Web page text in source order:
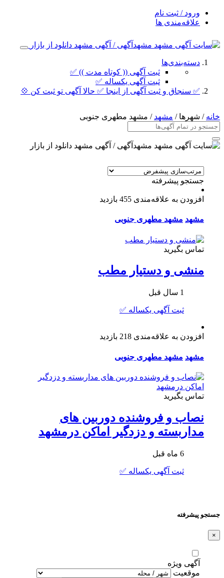
ورود / ثبت نام
علاقه‌مندی ها
دسته‌بندی‌ها
ثبت آگهی (( کوتاه مدت )) ✅
ثبت آگهی یکساله ✅
✅ سنجاق و ثبت آگهی از اینجا ✅ حالا آگهی تو ثبت کن 💠
خانه / شهرها / مشهد / مشهد مطهری جنوبی
جستجو پیشرفته
افزودن به علاقه‌مندی 455 بازدید
مشهد مشهد مطهری جنوبی
تماس بگیرید
منشی و دستیار مطب
1 سال قبل
ثبت آگهی یکساله ✅
افزودن به علاقه‌مندی 218 بازدید
مشهد مشهد مطهری جنوبی
تماس بگیرید
نصاب و فروشنده دوربین های
مداربسته و دزدگیر اماکن درمشهد
6 ماه قبل
ثبت آگهی یکساله ✅
جستجو پیشرفته
×
آگهی ویژه
موقعیت